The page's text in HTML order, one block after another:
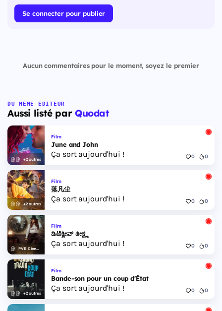
Se connecter pour publier
Aucun commentaires pour le moment, soyez le premier
DU MÊME ÉDITEUR
Aussi listé par Quodat
+2 autres
Film
June and John
Ça sort aujourd'hui ! 0 0
+2 autres
Film
落凡尘
Ça sort aujourd'hui ! 0 0
PVR Cinemas
Film
ಡಿಟೆಕ್ವೀವ್ ತೀಕ್ಷ್ಣ
Ça sort aujourd'hui ! 0 0
+2 autres
Film
Bande-son pour un coup d'État
Ça sort aujourd'hui ! 0 0